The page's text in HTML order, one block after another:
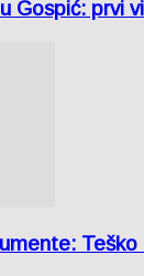
Gospić: prvi